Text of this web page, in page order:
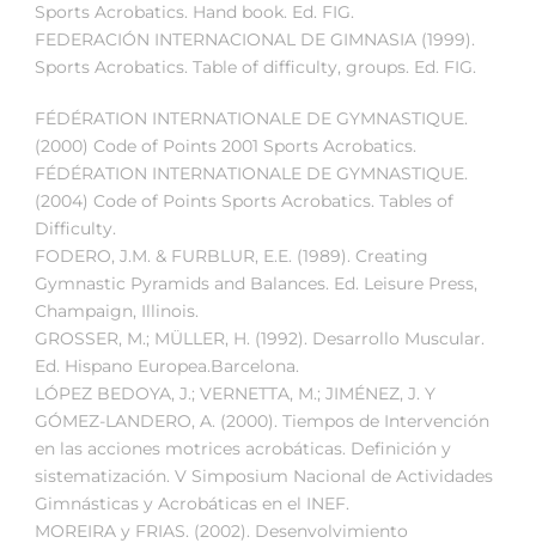
Sports Acrobatics. Hand book. Ed. FIG.
FEDERACIÓN INTERNACIONAL DE GIMNASIA (1999).
Sports Acrobatics. Table of difficulty, groups. Ed. FIG.
FÉDÉRATION INTERNATIONALE DE GYMNASTIQUE.
(2000) Code of Points 2001 Sports Acrobatics.
FÉDÉRATION INTERNATIONALE DE GYMNASTIQUE.
(2004) Code of Points Sports Acrobatics. Tables of
Difficulty.
FODERO, J.M. & FURBLUR, E.E. (1989). Creating
Gymnastic Pyramids and Balances. Ed. Leisure Press,
Champaign, Illinois.
GROSSER, M.; MÜLLER, H. (1992). Desarrollo Muscular.
Ed. Hispano Europea.Barcelona.
LÓPEZ BEDOYA, J.; VERNETTA, M.; JIMÉNEZ, J. Y
GÓMEZ-LANDERO, A. (2000). Tiempos de Intervención
en las acciones motrices acrobáticas. Definición y
sistematización. V Simposium Nacional de Actividades
Gimnásticas y Acrobáticas en el INEF.
MOREIRA y FRIAS. (2002). Desenvolvimiento